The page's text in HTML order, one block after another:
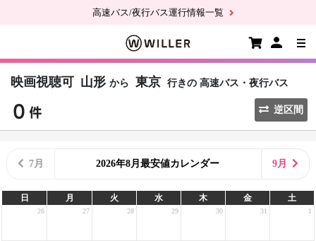
高速バス/夜行バス運行情報一覧
映画視聴可 山形 から 東京 行きの 高速バス・夜行バス
逆区間
7月 2026年8月最安値カレンダー 9月
日 月 火 水 木 金 土
26 27 28 29 30 31 1